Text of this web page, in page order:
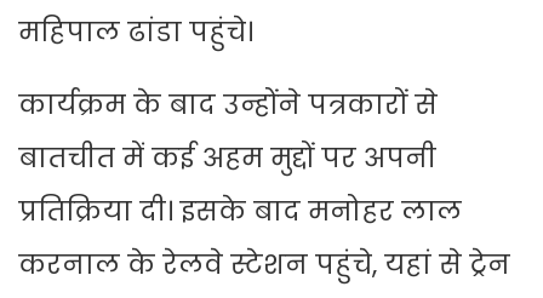
महिपाल ढांडा पहुंचे।
कार्यक्रम के बाद उन्होंने पत्रकारों से
बातचीत में कई अहम मुद्दों पर अपनी
प्रतिक्रिया दी। इसके बाद मनोहर लाल
करनाल के रेलवे स्टेशन पहुंचे, यहां से ट्रेन